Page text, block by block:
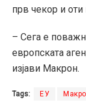
прв чекор и
– Сега е
европската
изјави Макрон.
Tags: ЕУ